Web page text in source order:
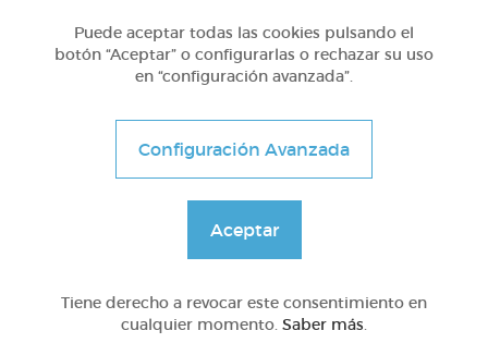
1º Primaria (6-7 años)
Geometría y fotografía
DOCS (3)
Puede aceptar todas las cookies pulsando el
botón “Aceptar” o configurarlas o rechazar su uso
en “configuración avanzada”.
Configuración Avanzada
Aceptar
Tiene derecho a revocar este consentimiento en
cualquier momento. Saber más.